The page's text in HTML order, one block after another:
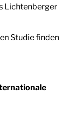
Lichtenberger
Studie finden